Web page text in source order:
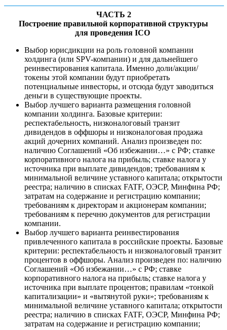
ЧАСТЬ 2
Построение правильной корпоративной структуры
для проведения ICO
Выбор юрисдикции на роль головной компании
холдинга (или SPV-компании) и для дальнейшего
реинвестирования капитала. Именно доли/акции/
токены этой компании будут приобретать
потенциальные инвесторы, и отсюда будут заводиться
деньги в существующие проекты.
Выбор лучшего варианта размещения головной
компании холдинга. Базовые критерии:
респектабельность, низконалоговый транзит
дивидендов в оффшоры и низконалоговая продажа
акций дочерних компаний. Анализ произведен по:
наличию Соглашений «Об избежании…» с РФ; ставке
корпоративного налога на прибыль; ставке налога у
источника при выплате дивидендов; требованиям к
минимальной величине уставного капитала; открытости
реестра; наличию в списках FATF, ОЭСР, Минфина РФ;
затратам на содержание и регистрацию компании;
требованиям к директорам и акционерам компании;
требованиям к перечню документов для регистрации
компании.
Выбор лучшего варианта реинвестирования
привлеченного капитала в российские проекты. Базовые
критерии: респектабельность и низконалоговый транзит
процентов в оффшоры. Анализ произведен по: наличию
Соглашений «Об избежании…» с РФ; ставке
корпоративного налога на прибыль; ставке налога у
источника при выплате процентов; правилам «тонкой
капитализации» и «вытянутой руки»; требованиям к
минимальной величине уставного капитала; открытости
реестра; наличию в списках FATF, ОЭСР, Минфина РФ;
затратам на содержание и регистрацию компании;